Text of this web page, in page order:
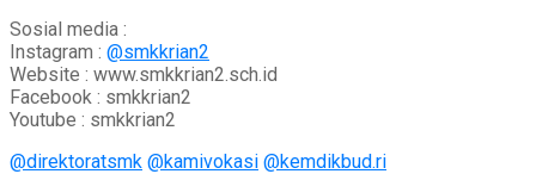
Sosial media :
Instagram : @smkkrian2
Website : www.smkkrian2.sch.id
Facebook : smkkrian2
Youtube : smkkrian2
@direktoratsmk @kamivokasi @kemdikbud.ri